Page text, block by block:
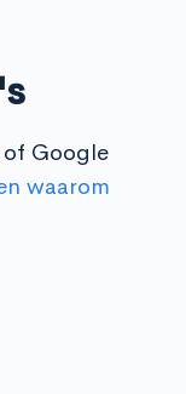
Google
waarom